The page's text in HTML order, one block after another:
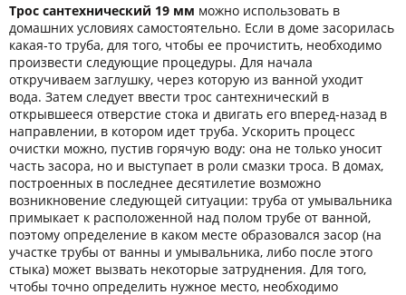
Трос сантехнический 19 мм можно использовать в
домашних условиях самостоятельно. Если в доме засорилась
какая-то труба, для того, чтобы ее прочистить, необходимо
произвести следующие процедуры. Для начала
откручиваем заглушку, через которую из ванной уходит
вода. Затем следует ввести трос сантехнический в
открывшееся отверстие стока и двигать его вперед-назад в
направлении, в котором идет труба. Ускорить процесс
очистки можно, пустив горячую воду: она не только уносит
часть засора, но и выступает в роли смазки троса. В домах,
построенных в последнее десятилетие возможно
возникновение следующей ситуации: труба от умывальника
примыкает к расположенной над полом трубе от ванной,
поэтому определение в каком месте образовался засор (на
участке трубы от ванны и умывальника, либо после этого
стыка) может вызвать некоторые затруднения. Для того,
чтобы точно определить нужное место, необходимо